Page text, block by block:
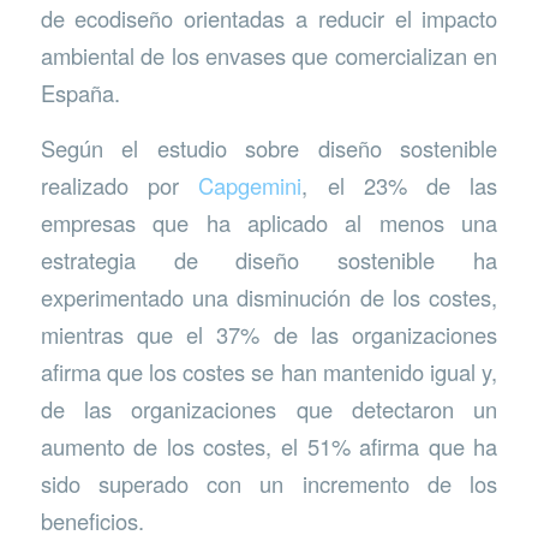
de ecodiseño orientadas a reducir el impacto
ambiental de los envases que comercializan en
España.
Según el estudio sobre diseño sostenible
realizado por Capgemini, el 23% de las
empresas que ha aplicado al menos una
estrategia de diseño sostenible ha
experimentado una disminución de los costes,
mientras que el 37% de las organizaciones
afirma que los costes se han mantenido igual y,
de las organizaciones que detectaron un
aumento de los costes, el 51% afirma que ha
sido superado con un incremento de los
beneficios.